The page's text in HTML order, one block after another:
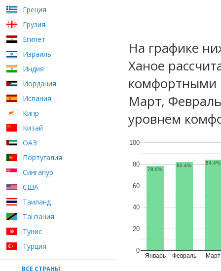
Греция
Грузия
Египет
Израиль
Индия
Иордания
Испания
Кипр
Китай
ОАЭ
Португалия
Сингапур
США
Таиланд
Танзания
Тунис
Турция
ВСЕ СТРАНЫ
На графике
Ханое
комфортными
Март,
уровнем
Январь Февраль Март
0
20
40
60
80
100
78.6%
82.4% 84.4%